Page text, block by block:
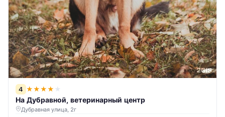
4 ★★★★ ★
На Дубравной, ветеринарный центр
Дубравная улица, 2г